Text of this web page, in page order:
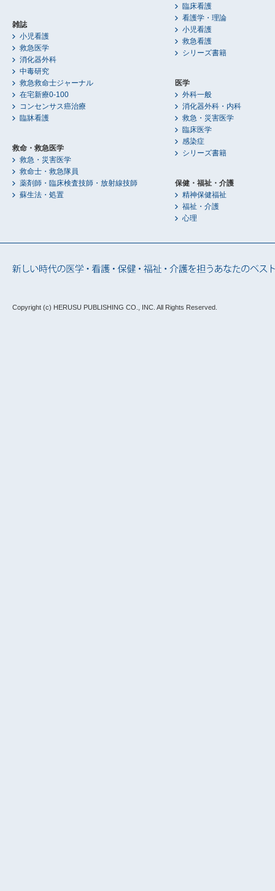
雑誌
小児看護
救急医学
消化器外科
中毒研究
救急救命士ジャーナル
在宅新療0-100
コンセンサス癌治療
臨牀看護
救命・救急医学
救急・災害医学
救命士・救急隊員
薬剤師・臨床検査技師・放射線技師
蘇生法・処置
臨床看護
看護学・理論
小児看護
救急看護
シリーズ書籍
医学
外科一般
消化器外科・内科
救急・災害医学
臨床医学
感染症
シリーズ書籍
保健・福祉・介護
精神保健福祉
福祉・介護
心理
Copyright (c) HERUSU PUBLISHING CO., INC. All Rights Reserved.